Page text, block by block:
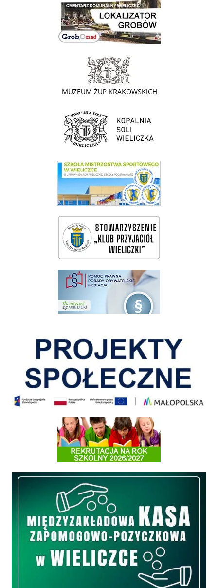
link do lokalizatora grobów na wielickim cmentarzu - grobnet
link do strony - Muzeum Żup Krakowskich Wieliczka
link do strony Kopalni Soli Wieliczka
link do SMS Wieliczka
wieliczka-wieliczanie na bis
pomoc prawna wieliczka
Informacja o terminach rekrutacji na rok szkolny 2026/2027
Międzyzakładowa Kasa Zapomogowo - Pożyczkowa